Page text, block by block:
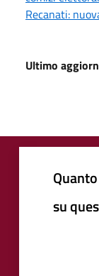
Recanati:
Ultimo
su